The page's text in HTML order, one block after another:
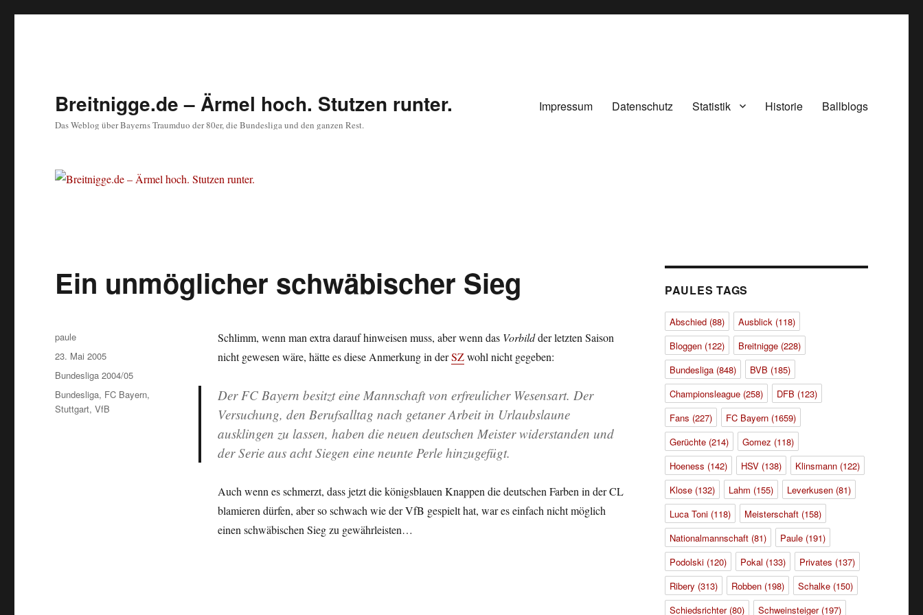
Breitnigge.de – Ärmel hoch. Stutzen runter.
Das Weblog über Bayerns Traumduo der 80er, die Bundesliga und den ganzen Rest.
Impressum Datenschutz Statistik Historie Ballblogs
Ein unmöglicher schwäbischer Sieg
Schlimm, wenn man extra darauf hinweisen muss, aber wenn das Vorbildder letzten Saison
nicht gewesen wäre, hätte es diese Anmerkung in derSZwohl nicht gegeben:
Der FC Bayern besitzt eine Mannschaft von erfreulicher Wesensart. Der
Versuchung, den Berufsalltag nach getaner Arbeit in Urlaubslaune
ausklingen zu lassen, haben die neuen deutschen Meister widerstanden und
der Serie aus acht Siegen eine neunte Perle hinzugefügt.
Auch wenn es schmerzt, dass jetzt die königsblauen Knappen die deutschen Farben in der CL
blamieren dürfen, aber so schwach wie der VfB gespielt hat, war es einfach nicht möglich
einen schwäbischen Sieg zu gewährleisten…
Autor
paule
Veröffentlicht
am
23. Mai 2005
Kategorien
Bundesliga 2004/05
Schlagwörter
Bundesliga, FC Bayern,
Stuttgart,VfB
PAULES TAGS
Abschied(88) Ausblick(118)
Bloggen(122) Breitnigge(228)
Bundesliga(848) BVB (185)
Championsleague(258) DFB (123)
Fans (227) FC Bayern(1659)
Gerüchte(214) Gomez (118)
Hoeness (142) HSV(138) Klinsmann(122)
Klose(132) Lahm (155) Leverkusen(81)
Luca Toni(118) Meisterschaft(158)
Nationalmannschaft(81) Paule(191)
Podolski(120) Pokal (133) Privates (137)
Ribery (313) Robben(198) Schalke(150)
Schiedsrichter(80) Schweinsteiger(197)